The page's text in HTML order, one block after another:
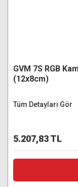
GVM 7S RGB
(12x8cm)
Tüm Detayları Gör
5.207,83 TL